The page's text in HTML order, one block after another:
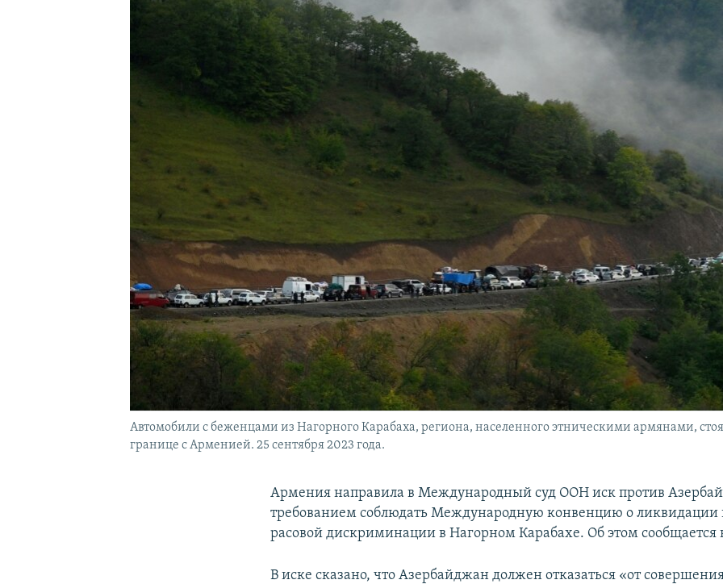
Автомобили с беженцами из Нагорного Карабаха, региона, населенного этническими армянами,
границе с Арменией. 25 сентября 2023 года.
Армения направила в Международный суд ООН иск против
требованием соблюдать Международную конвенцию о ликвидации
расовой дискриминации в Нагорном Карабахе. Об этом сообщается
В иске сказано, что Азербайджан должен отказаться «от